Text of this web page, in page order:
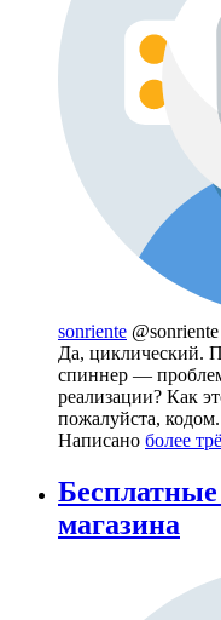
sonriente @sonriente
Да, циклический.
спиннер —
реализации? Как
пожалуйста, кодом.
Написано более
магазина